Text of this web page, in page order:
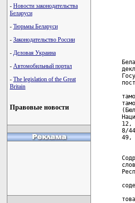
- Новости законодательства
Беларуси
- Тюрьмы Беларуси
- Законодательство России
- Деловая Украина
- Автомобильный портал
- The legislation of the Great
Britain
Правовые новости